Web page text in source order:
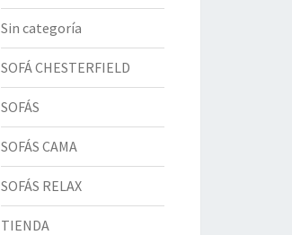
Sin categoría
SOFÁ CHESTERFIELD
SOFÁS
SOFÁS CAMA
SOFÁS RELAX
TIENDA